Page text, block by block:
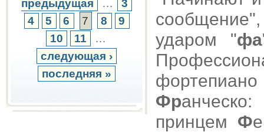
предыдущая …
3
4
5 6 7 8
9
10
11
…
следующая ›
последняя »
ударом "фа
Фр
принцем Ф